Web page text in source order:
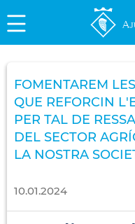
FOMENTAREM
QUE REFORCIN
PER TAL DE
DEL SECTOR
LA NOSTRA
10.01.2024